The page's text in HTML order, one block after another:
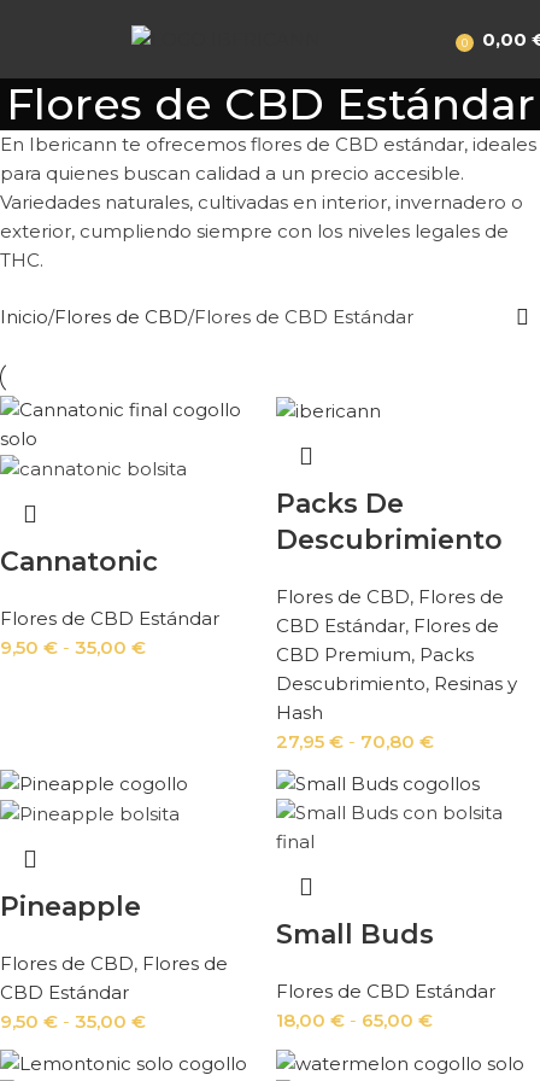
0 0,00
Flores de CBD Estándar
En Ibericann te ofrecemos flores de CBD estándar, ideales
para quienes buscan calidad a un precio accesible.
Variedades naturales, cultivadas en interior, invernadero o
exterior, cumpliendo siempre con los niveles legales de
THC.
Inicio Flores de CBD Flores de CBD Estándar
Cannatonic
Flores de CBD Estándar
9,50 € - 35,00 €
Packs De
Descubrimiento
Flores de CBD, Flores de
CBD Estándar, Flores de
CBD Premium, Packs
Descubrimiento, Resinas y
Hash
27,95 € - 70,80 €
Pineapple
Flores de CBD, Flores de
CBD Estándar
9,50 € - 35,00 €
Small Buds
Flores de CBD Estándar
18,00 € - 65,00 €